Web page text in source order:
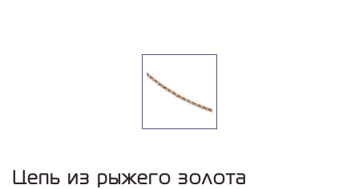
Цепь из рыжего золота